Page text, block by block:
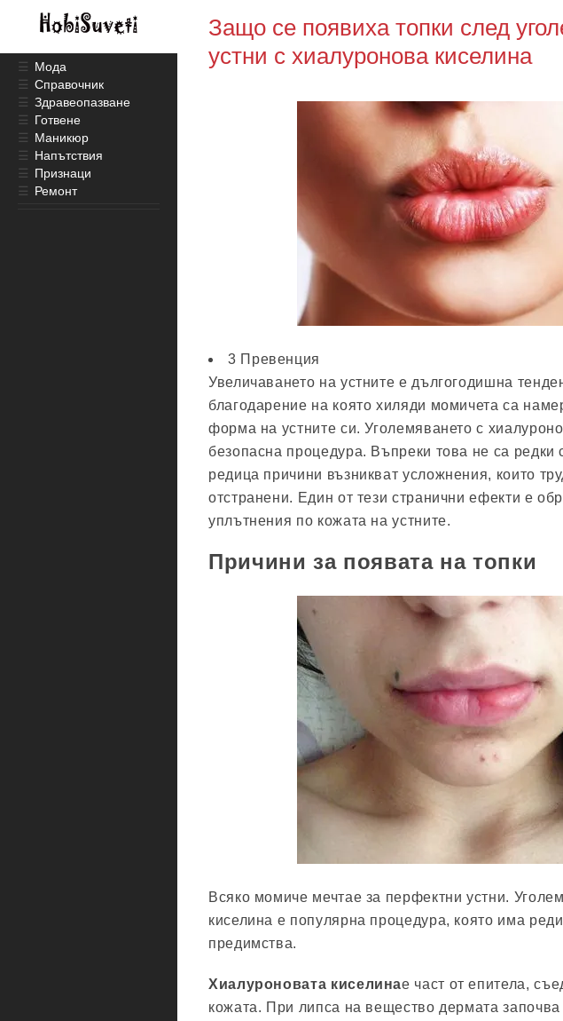
Защо се появиха топки след
устни с хиалуронова киселина
3 Превенция
Увеличаването на устните е дългогодишна
благодарение на която хиляди момичета са
форма на устните си. Уголемяването с
безопасна процедура. Въпреки това не са редки
редица причини възникват усложнения, които
отстранени. Един от тези странични ефекти е
уплътнения по кожата на устните.
Причини за появата на топки
Всяко момиче мечтае за перфектни устни.
киселина е популярна процедура, която има
предимства.
Хиалуроновата киселинае част от епитела,
кожата. При липса на вещество дермата започва
☰ Мода
☰ Справочник
☰ Здравеопазване
☰ Готвене
☰ Маникюр
☰ Напътствия
☰ Признаци
☰ Ремонт